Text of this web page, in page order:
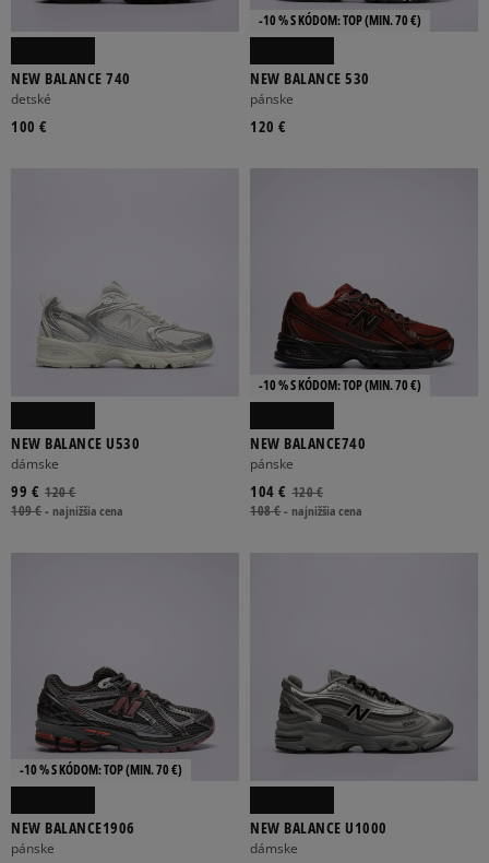
NEW BALANCE 740
detské
100 €
-10 % S KÓDOM: TOP (MIN. 70 €)
NEW BALANCE 530
pánske
120 €
NEW BALANCE U530
dámske
120 €
99 €
109 €-najnižšia cena
-10 % S KÓDOM: TOP (MIN. 70 €)
NEW BALANCE740
pánske
120 €
104 €
108 €-najnižšia cena
-10 % S KÓDOM: TOP (MIN. 70 €)
NEW BALANCE1906
pánske
NEW BALANCE U1000
dámske